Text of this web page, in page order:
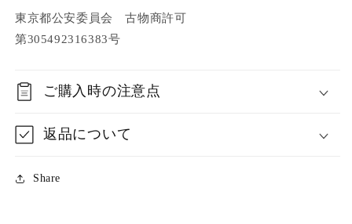
東京都公安委員会 古物商許可
第305492316383号
ご購入時の注意点
返品について
Share